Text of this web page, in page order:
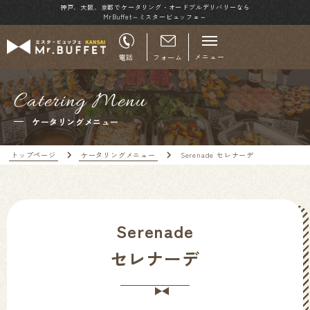
神戸、大阪、京都でケータリング・オードブルデリバリーなら
MrBuffet～ミスタービュッフェ～
電話 フォーム メニュー
Catering Menu
ケータリングメニュー
トップページ ケータリングメニュー Serenade セレナーデ
Serenade
セレナーデ